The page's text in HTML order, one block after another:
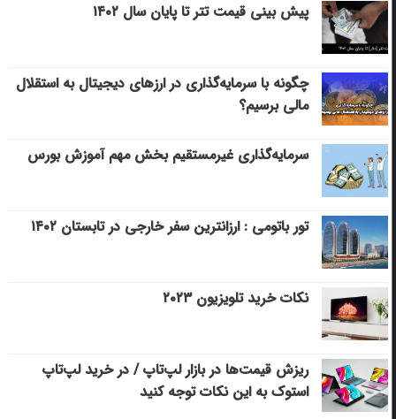
پیش بینی قیمت تتر تا پایان سال ۱۴۰۲
چگونه با سرمایه‌گذاری در ارزهای دیجیتال به استقلال
مالی برسیم؟
سرمایه‌گذاری غیرمستقیم بخش مهم آموزش بورس
تور باتومی : ارزانترین سفر خارجی در تابستان ۱۴۰۲
نکات خرید تلویزیون ۲۰۲۳
ریزش قیمت‌ها در بازار لپ‌تاپ / در خرید لپ‌تاپ
استوک به این نکات توجه کنید